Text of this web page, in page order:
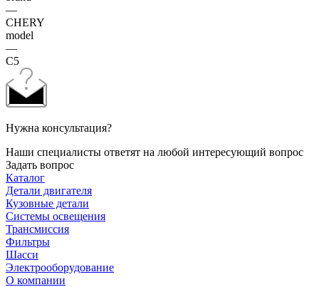
—
CHERY
model
—
C5
Нужна консультация?
Наши специалисты ответят на любой интересующий вопрос
Задать вопрос
Каталог
Детали двигателя
Кузовные детали
Системы освещения
Трансмиссия
Фильтры
Шасси
Электрооборудование
О компании